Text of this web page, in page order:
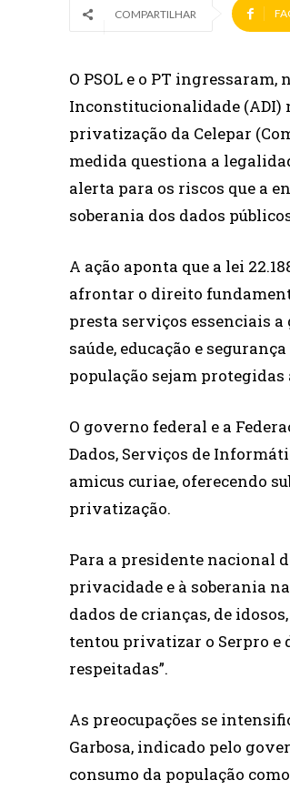
COMPARTILHAR
O PSOL e o PT
Inconstitucionalidade (ADI)
privatização da Celepar
medida questiona a
alerta para os riscos que a
soberania dos dados
A ação aponta que a lei
afrontar o direito
presta serviços essenciais
saúde, educação e
população sejam
O governo federal e a
Dados, Serviços de
amicus curiae, oferecendo
privatização.
Para a presidente nacional
privacidade e à soberania
dados de crianças, de
tentou privatizar o Serpro e
respeitadas”.
As preocupações se
Garbosa, indicado pelo
consumo da população